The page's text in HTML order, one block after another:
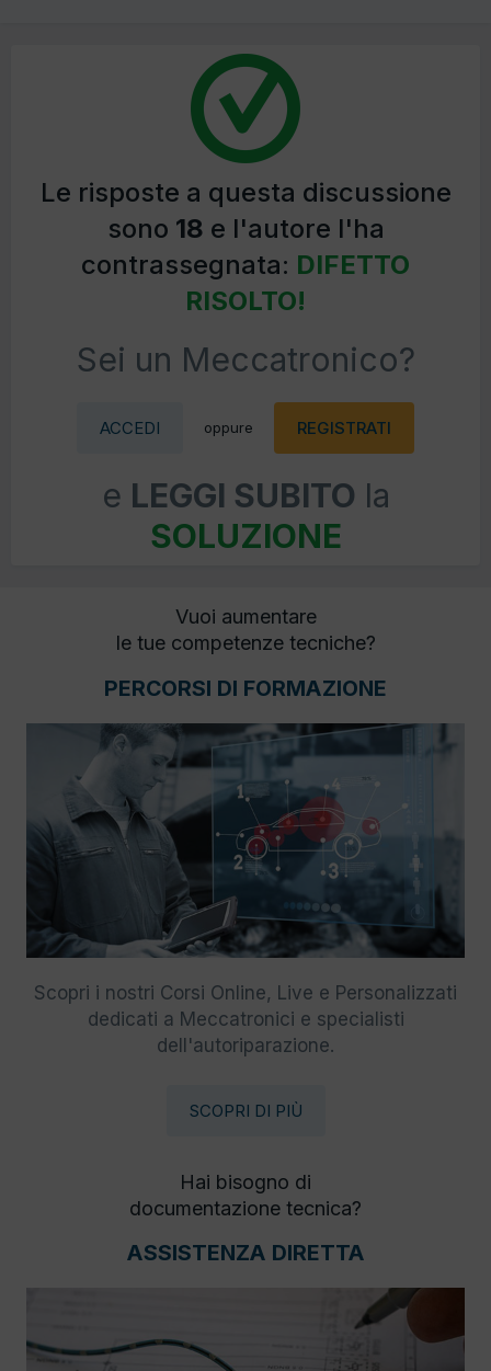
Le risposte a questa discussione
sono 18 e l'autore l'ha
contrassegnata: DIFETTO
RISOLTO!
Sei un Meccatronico?
ACCEDI oppure REGISTRATI
e LEGGI SUBITO la
SOLUZIONE
Vuoi aumentare
le tue competenze tecniche?
PERCORSI DI FORMAZIONE
Scopri i nostri Corsi Online, Live e Personalizzati
dedicati a Meccatronici e specialisti
dell'autoriparazione.
SCOPRI DI PIÙ
Hai bisogno di
documentazione tecnica?
ASSISTENZA DIRETTA